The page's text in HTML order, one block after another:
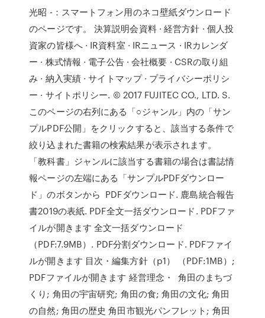
光昭 -：スマートフォン用のネコ壁紙ダウンロード
のページです。 決算説明会資料 · 経営方針 · 個人投
資家の皆様へ · IR資料室 · IRニュース · IRカレンダ
ー · 株式情報 · 電子公告 · 会社概要 · CSRの取り組
み · 納入実績 · サイトマップ · プライバシーポリシ
ー · サイトポリシー. © 2017 FUJITEC CO., LTD. S.
このページの右列にある「○ジャンル」内の「サン
プルPDF公開」をクリックすると、該当する条件で
絞り込まれた書籍の検索結果が表示されます。
「教科書」ジャンルに該当する書籍の場合は書誌情
報ページの左端にある「サンプルPDFダウンロー
ド」のボタンから PDFダウンロード. 鹿島統合報告
書2019の表紙. PDF全文一括ダウンロード. PDFファ
イルが開きます 全文一括ダウンロード
（PDF:7.9MB）. PDF分割ダウンロード. PDFファイ
ルが開きます 目次・編集方針（p1） （PDF:1MB）;
PDFファイルが開きます 経営理念・ 角田のまちづ
くり; 角田の宇宙研究; 角田の食; 角田の文化; 角田
の自然; 角田の歴史 角田市観光パンフレット; 角田